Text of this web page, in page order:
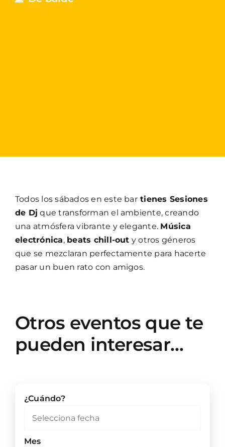
Todos los sábados en este bartienes Sesiones
de Dj que transforman el ambiente, creando
una atmósfera vibrante y elegante. Música
electrónica, beats chill-out y otros géneros
que se mezclaran perfectamente para hacerte
pasar un buen rato con amigos.
Otros eventos que te
pueden interesar…
¿Cuándo?
Mes